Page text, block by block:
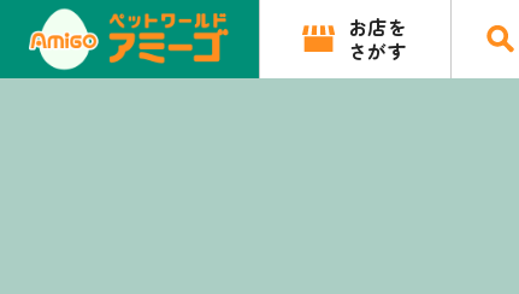
お店を
さがす